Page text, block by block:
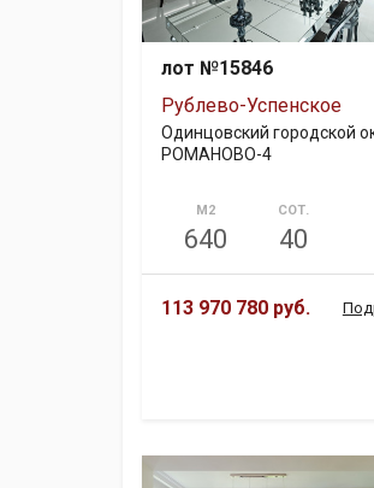
лот №15846
Рублево-Успенское
Одинцовский городской
РОМАНОВО-4
М2
640
СОТ.
40
113 970 780 руб.